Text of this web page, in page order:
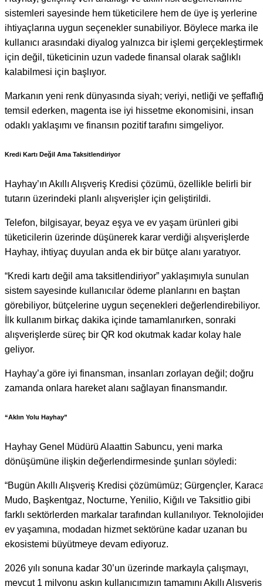
sistemleri sayesinde hem tüketicilere hem de üye iş yerlerine
ihtiyaçlarına uygun seçenekler sunabiliyor. Böylece marka ile
kullanıcı arasındaki diyalog yalnızca bir işlemi gerçekleştirmek
için değil, tüketicinin uzun vadede finansal olarak sağlıklı
kalabilmesi için başlıyor.
Markanın yeni renk dünyasında siyah; veriyi, netliği ve
temsil ederken, magenta ise iyi hissetme ekonomisini, insan
odaklı yaklaşımı ve finansın pozitif tarafını simgeliyor.
Kredi Kartı Değil Ama Taksitlendiriyor
Hayhay’ın Akıllı Alışveriş Kredisi çözümü, özellikle belirli bir
tutarın üzerindeki planlı alışverişler için geliştirildi.
Telefon, bilgisayar, beyaz eşya ve ev yaşam ürünleri gibi
tüketicilerin üzerinde düşünerek karar verdiği alışverişlerde
Hayhay, ihtiyaç duyulan anda ek bir bütçe alanı yaratıyor.
“Kredi kartı değil ama taksitlendiriyor” yaklaşımıyla sunulan
sistem sayesinde kullanıcılar ödeme planlarını en baştan
görebiliyor, bütçelerine uygun seçenekleri değerlendirebiliyor.
İlk kullanım birkaç dakika içinde tamamlanırken, sonraki
alışverişlerde süreç bir QR kod okutmak kadar kolay hale
geliyor.
Hayhay’a göre iyi finansman, insanları zorlayan değil; doğru
zamanda onlara hareket alanı sağlayan finansmandır.
“Aklın Yolu Hayhay”
Hayhay Genel Müdürü Alaattin Sabuncu, yeni marka
dönüşümüne ilişkin değerlendirmesinde şunları söyledi:
“Bugün Akıllı Alışveriş Kredisi çözümümüz; Gürgençler,
Mudo, Başkentgaz, Nocturne, Yenilio, Kiğılı ve Taksitlio gibi
farklı sektörlerden markalar tarafından kullanılıyor.
ev yaşamına, modadan hizmet sektörüne kadar uzanan bu
ekosistemi büyütmeye devam ediyoruz.
2026 yılı sonuna kadar 30’un üzerinde markayla çalışmayı,
mevcut 1 milyonu aşkın kullanıcımızın tamamını Akıllı Alışveriş